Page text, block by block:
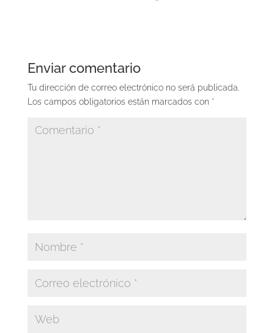
Enviar comentario
Tu dirección de correo electrónico no será publicada.
Los campos obligatorios están marcados con *